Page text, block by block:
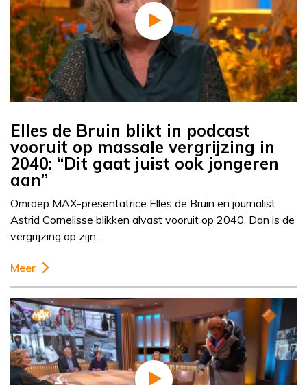
Elles de Bruin blikt in podcast
vooruit op massale vergrijzing in
2040: “Dit gaat juist ook jongeren
aan”
Omroep MAX-presentatrice Elles de Bruin en journalist
Astrid Cornelisse blikken alvast vooruit op 2040. Dan is de
vergrijzing op zijn…
Meer